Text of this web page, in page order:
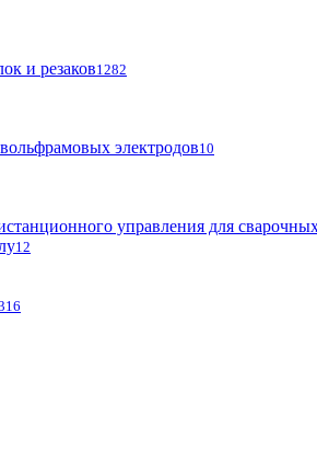
и резаков1282
электродов10
управления для
12